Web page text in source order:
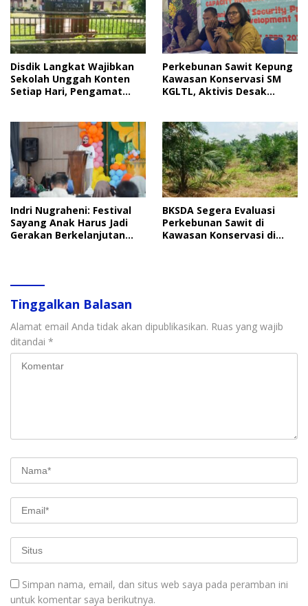
Disdik Langkat Wajibkan
Sekolah Unggah Konten
Setiap Hari, Pengamat
Perkebunan Sawit Kepung
Kawasan Konservasi SM
KGLTL, Aktivis Desak
Indri Nugraheni: Festival
Sayang Anak Harus Jadi
Gerakan Berkelanjutan
BKSDA Segera Evaluasi
Perkebunan Sawit di
Kawasan Konservasi di
Tinggalkan Balasan
Alamat email Anda tidak akan dipublikasikan. Ruas yang wajib
ditandai *
Simpan nama, email, dan situs web saya pada peramban ini
untuk komentar saya berikutnya.